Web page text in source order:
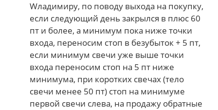
Wладимиру, по поводу выхода на покупку,
если следующий день закрылся в плюс 60
пт и более, а минимум пока ниже точки
входа, переносим стоп в безубыток + 5 пт,
если минимум свечи уже выше точки
входа переносим стоп на 5 пт ниже
минимума, при коротких свечах (тело
свечи менее 50 пт) стоп на минимуме
первой свечи слева, на продажу обратные